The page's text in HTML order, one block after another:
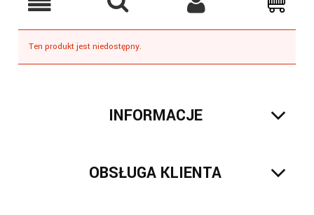
Ten produkt jest niedostępny.
INFORMACJE
OBSŁUGA KLIENTA